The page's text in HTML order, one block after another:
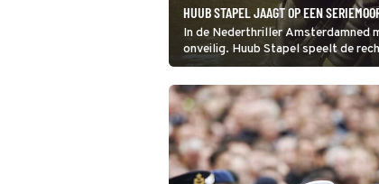
HUUB STAPEL JAAGT OP EEN
In de Nederthriller Amsterdamned
onveilig. Huub Stapel speelt de